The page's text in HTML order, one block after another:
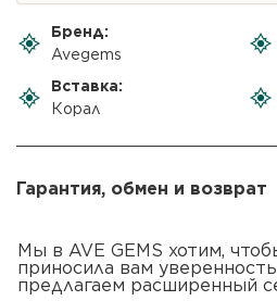
Бренд:
Avegems
Вставка:
Корал
Гарантия, обмен и возврат
Мы в AVE GEMS хотим,
приносила вам
предлагаем расширенный